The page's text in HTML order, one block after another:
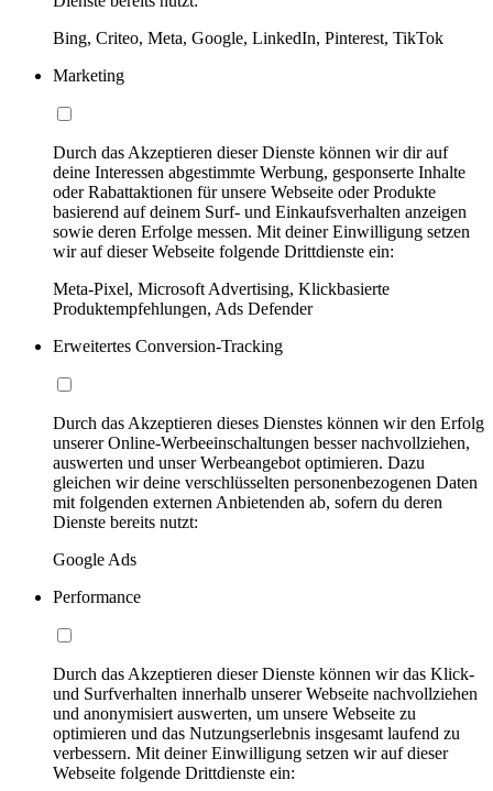
Bing, Criteo, Meta, Google, LinkedIn, Pinterest, TikTok
Marketing
Durch das Akzeptieren dieser Dienste können wir dir auf
deine Interessen abgestimmte Werbung, gesponserte Inhalte
oder Rabattaktionen für unsere Webseite oder Produkte
basierend auf deinem Surf- und Einkaufsverhalten anzeigen
sowie deren Erfolge messen. Mit deiner Einwilligung setzen
wir auf dieser Webseite folgende Drittdienste ein:
Meta-Pixel, Microsoft Advertising, Klickbasierte
Produktempfehlungen, Ads Defender
Erweitertes Conversion-Tracking
Durch das Akzeptieren dieses Dienstes können wir den Erfolg
unserer Online-Werbeeinschaltungen besser nachvollziehen,
auswerten und unser Werbeangebot optimieren. Dazu
gleichen wir deine verschlüsselten personenbezogenen Daten
mit folgenden externen Anbietenden ab, sofern du deren
Dienste bereits nutzt:
Google Ads
Performance
Durch das Akzeptieren dieser Dienste können wir das Klick-
und Surfverhalten innerhalb unserer Webseite nachvollziehen
und anonymisiert auswerten, um unsere Webseite zu
optimieren und das Nutzungserlebnis insgesamt laufend zu
verbessern. Mit deiner Einwilligung setzen wir auf dieser
Webseite folgende Drittdienste ein: